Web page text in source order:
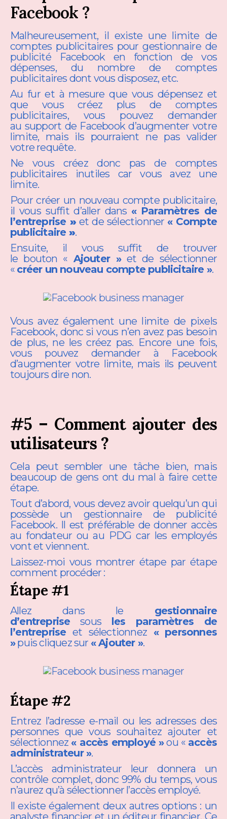
Facebook ?
Malheureusement, il existe une limite de
comptes publicitaires pour gestionnaire de
publicité Facebook en fonction de vos
dépenses, du nombre de comptes
publicitaires dont vous disposez, etc.
Au fur et à mesure que vous dépensez et
que vous créez plus de comptes
publicitaires, vous pouvez demander
au support de Facebook d’augmenter votre
limite, mais ils pourraient ne pas valider
votre requête.
Ne vous créez donc pas de comptes
publicitaires inutiles car vous avez une
limite.
Pour créer un nouveau compte publicitaire,
il vous suffit d’aller dans « Paramètres de
l’entreprise »et de sélectionner « Compte
publicitaire ».
Ensuite, il vous suffit de trouver
le bouton « Ajouter »et de sélectionner
« créer un nouveau compte publicitaire ».
Vous avez également une limite de pixels
Facebook, donc si vous n’en avez pas besoin
de plus, ne les créez pas. Encore une fois,
vous pouvez demander à Facebook
d’augmenter votre limite, mais ils peuvent
toujours dire non.
#5 – Comment ajouter des
utilisateurs ?
Cela peut sembler une tâche bien, mais
beaucoup de gens ont du mal à faire cette
étape.
Tout d’abord, vous devez avoir quelqu’un qui
possède un gestionnaire de publicité
Facebook. Il est préférable de donner accès
au fondateur ou au PDG car les employés
vont et viennent.
Laissez-moi vous montrer étape par étape
comment procéder :
Étape #1
Allez dans le gestionnaire
d’entreprisesous les paramètres de
l’entrepriseet sélectionnez « personnes
»puis cliquez sur « Ajouter ».
Étape #2
Entrez l’adresse e-mail ou les adresses des
personnes que vous souhaitez ajouter et
sélectionnez « accès employé »ou « accès
administrateur ».
L’accès administrateur leur donnera un
contrôle complet, donc 99% du temps, vous
n’aurez qu’à sélectionner l’accès employé.
Il existe également deux autres options : un
analyste financier et un éditeur financier. Ce